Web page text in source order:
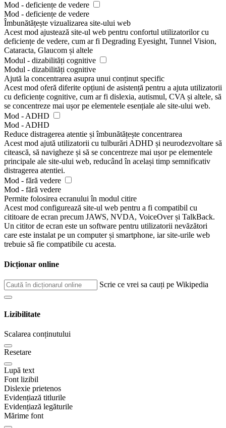
Mod - deficiențe de vedere
Mod - deficiențe de vedere
Îmbunătățește vizualizarea site-ului web
Acest mod ajustează site-ul web pentru confortul utilizatorilor cu
deficiențe de vedere, cum ar fi Degrading Eyesight, Tunnel Vision,
Cataracta, Glaucom și altele
Modul - dizabilități cognitive
Modul - dizabilități cognitive
Ajută la concentrarea asupra unui conținut specific
Acest mod oferă diferite opțiuni de asistență pentru a ajuta utilizatorii
cu deficiențe cognitive, cum ar fi dislexia, autismul, CVA și altele, să
se concentreze mai ușor pe elementele esențiale ale site-ului web.
Mod - ADHD
Mod - ADHD
Reduce distragerea atentie și îmbunătățește concentrarea
Acest mod ajută utilizatorii cu tulburări ADHD și neurodezvoltare să
citească, să navigheze și să se concentreze mai ușor pe elementele
principale ale site-ului web, reducând în același timp semnificativ
distragerea atentiei.
Mod - fără vedere
Mod - fără vedere
Permite folosirea ecranului în modul citire
Acest mod configurează site-ul web pentru a fi compatibil cu
cititoare de ecran precum JAWS, NVDA, VoiceOver și TalkBack.
Un cititor de ecran este un software pentru utilizatorii nevăzători
care este instalat pe un computer și smartphone, iar site-urile web
trebuie să fie compatibile cu acesta.
Dicționar online
Scrie ce vrei sa cauți pe Wikipedia
Lizibilitate
Scalarea conținutului
Resetare
Lupă text
Font lizibil
Dislexie prietenos
Evidențiază titlurile
Evidențiază legăturile
Mărime font